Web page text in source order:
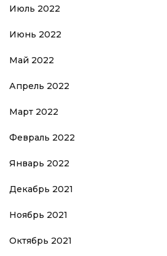
Июль 2022
Июнь 2022
Май 2022
Апрель 2022
Март 2022
Февраль 2022
Январь 2022
Декабрь 2021
Ноябрь 2021
Октябрь 2021